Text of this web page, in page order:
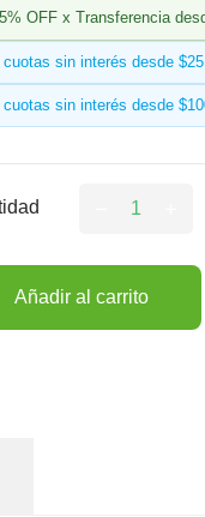
OFF x Transferencia
cuotas sin interés desde
cuotas sin interés desde
Añadir al carrito